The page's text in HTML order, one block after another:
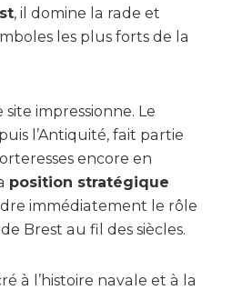
, il domine la rade et
les plus forts de la
impressionne. Le
l’Antiquité, fait partie
encore en
position stratégique
immédiatement le rôle
Brest au fil des siècles.
à l’histoire navale et à la